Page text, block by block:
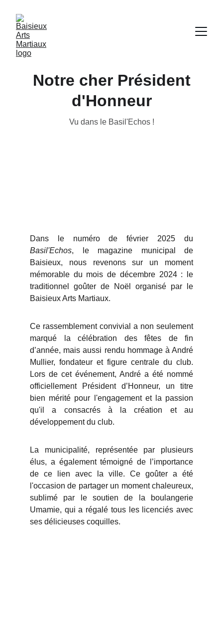
Notre cher Président
d'Honneur
Vu dans le Basil'Echos !
Dans le numéro de février 2025 du
Basil'Echos, le magazine municipal de
Baisieux, nous revenons sur un moment
mémorable du mois de décembre 2024 : le
traditionnel goûter de Noël organisé par le
Baisieux Arts Martiaux.
Ce rassemblement convivial a non seulement
marqué la célébration des fêtes de fin
d’année, mais aussi rendu hommage à André
Mullier, fondateur et figure centrale du club.
Lors de cet événement, André a été nommé
officiellement Président d’Honneur, un titre
bien mérité pour l'engagement et la passion
qu'il a consacrés à la création et au
développement du club.
La municipalité, représentée par plusieurs
élus, a également témoigné de l’importance
de ce lien avec la ville. Ce goûter a été
l'occasion de partager un moment chaleureux,
sublimé par le soutien de la boulangerie
Umamie, qui a régalé tous les licenciés avec
ses délicieuses coquilles.